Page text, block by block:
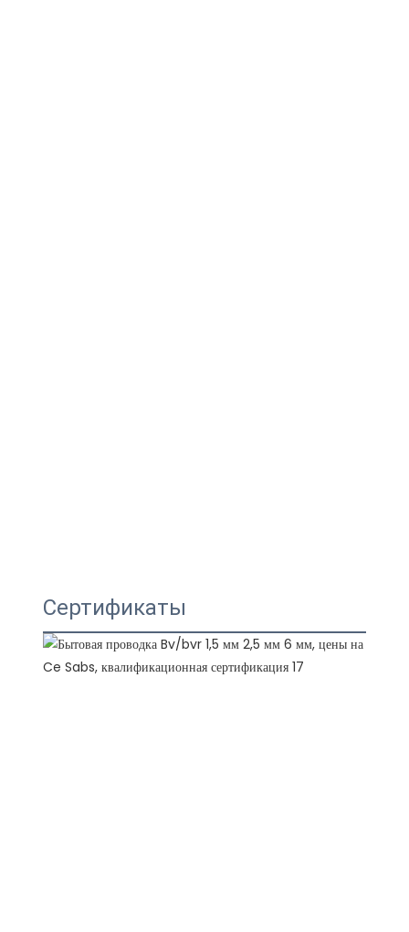
Сертификаты